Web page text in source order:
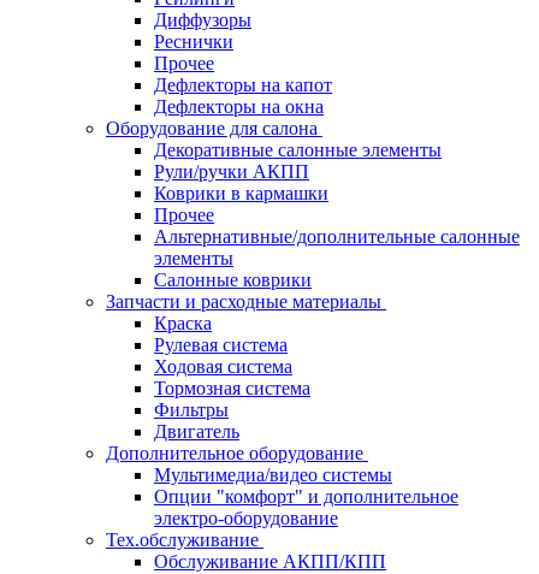
Диффузоры
Реснички
Прочее
Дефлекторы на капот
Дефлекторы на окна
Оборудование для салона
Декоративные салонные элементы
Рули/ручки АКПП
Коврики в кармашки
Прочее
Альтернативные/дополнительные салонные
элементы
Салонные коврики
Запчасти и расходные материалы
Краска
Рулевая система
Ходовая система
Тормозная система
Фильтры
Двигатель
Дополнительное оборудование
Мультимедиа/видео системы
Опции "комфорт" и дополнительное
электро-оборудование
Тех.обслуживание
Обслуживание АКПП/КПП